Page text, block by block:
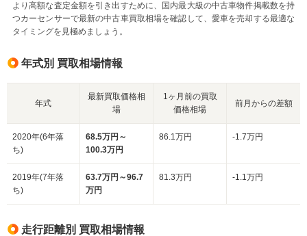
より高額な査定金額を引き出すために、国内最大級の中古車物件掲載数を持
つカーセンサーで最新の中古車買取相場を確認して、愛車を売却する最適な
タイミングを見極めましょう。
年式別 買取相場情報
年式
最新買取価格相
場
1ヶ月前の買取
価格相場
前月からの差額
2020年(6年落
ち)
68.5万円～
100.3万円
86.1万円 -1.7万円
2019年(7年落
ち)
63.7万円～96.7
万円
81.3万円 -1.1万円
走行距離別 買取相場情報